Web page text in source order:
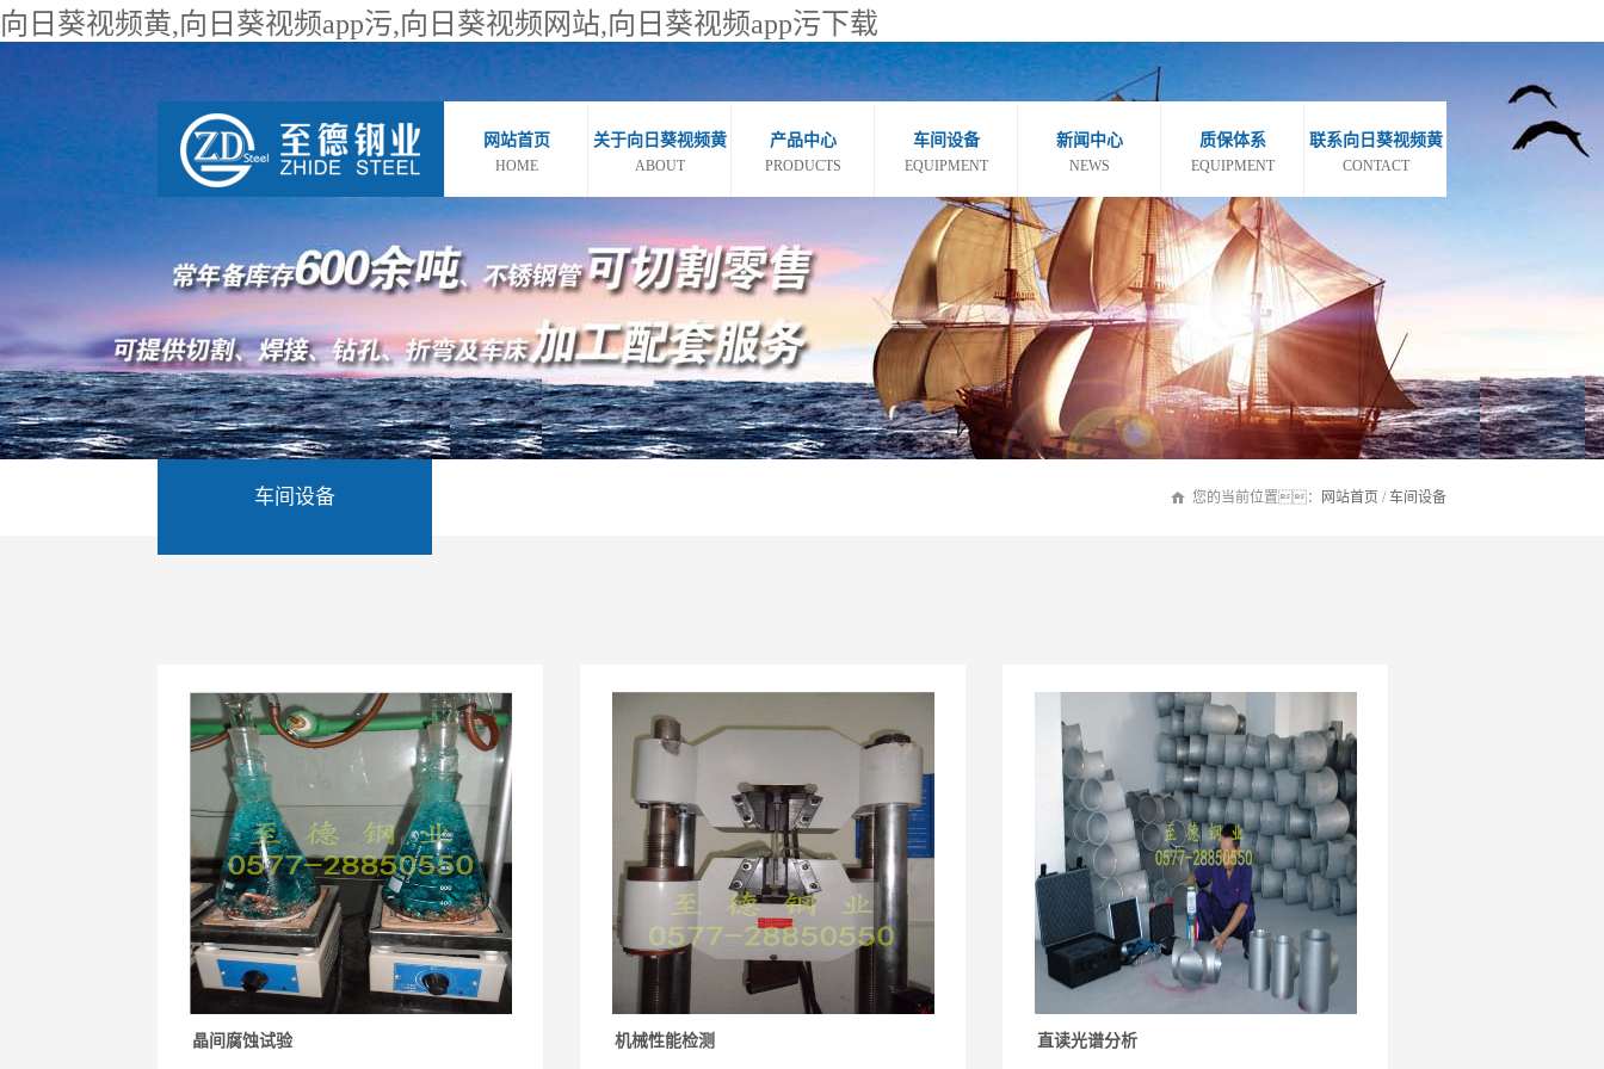
向日葵视频黄,向日葵视频app污,向日葵视频网站,向日葵视频app污下载
网站首页
HOME
关于向日葵视频黄
ABOUT
产品中心
PRODUCTS
车间设备
EQUIPMENT
新闻中心
NEWS
质保体系
EQUIPMENT
联系向日葵视频黄
CONTACT
车间设备 您的当前位置： 网站首页 / 车间设备
晶间腐蚀试验 机械性能检测 直读光谱分析